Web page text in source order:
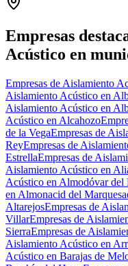
−
Empresas
Acústico en
Empresas de Aislamiento
Aislamiento Acústico en
Aislamiento Acústico en
Acústico en Alcahozo
de la VegaEmpresas de
ReyEmpresas de
EstrellaEmpresas de
Aislamiento Acústico en
Acústico en Almodóvar del
en Almonacid del
AltarejosEmpresas de
VillarEmpresas de
SierraEmpresas de
Aislamiento Acústico en
Acústico en Barajas de